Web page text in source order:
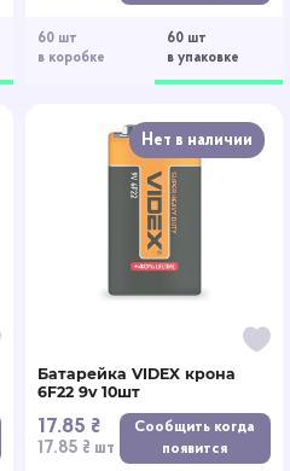
60 шт
в коробке
60 шт
в упаковке
Нет в наличии
Батарейка VIDEX крона
6F22 9v 10шт
17.85 ₴
17.85 ₴ шт
Сообщить когда
появится